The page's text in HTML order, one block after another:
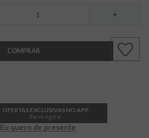
＋
COMPRAR
OFERTAS EXCLUSIVAS NO APP
Baixe Agora!
Eu quero de presente